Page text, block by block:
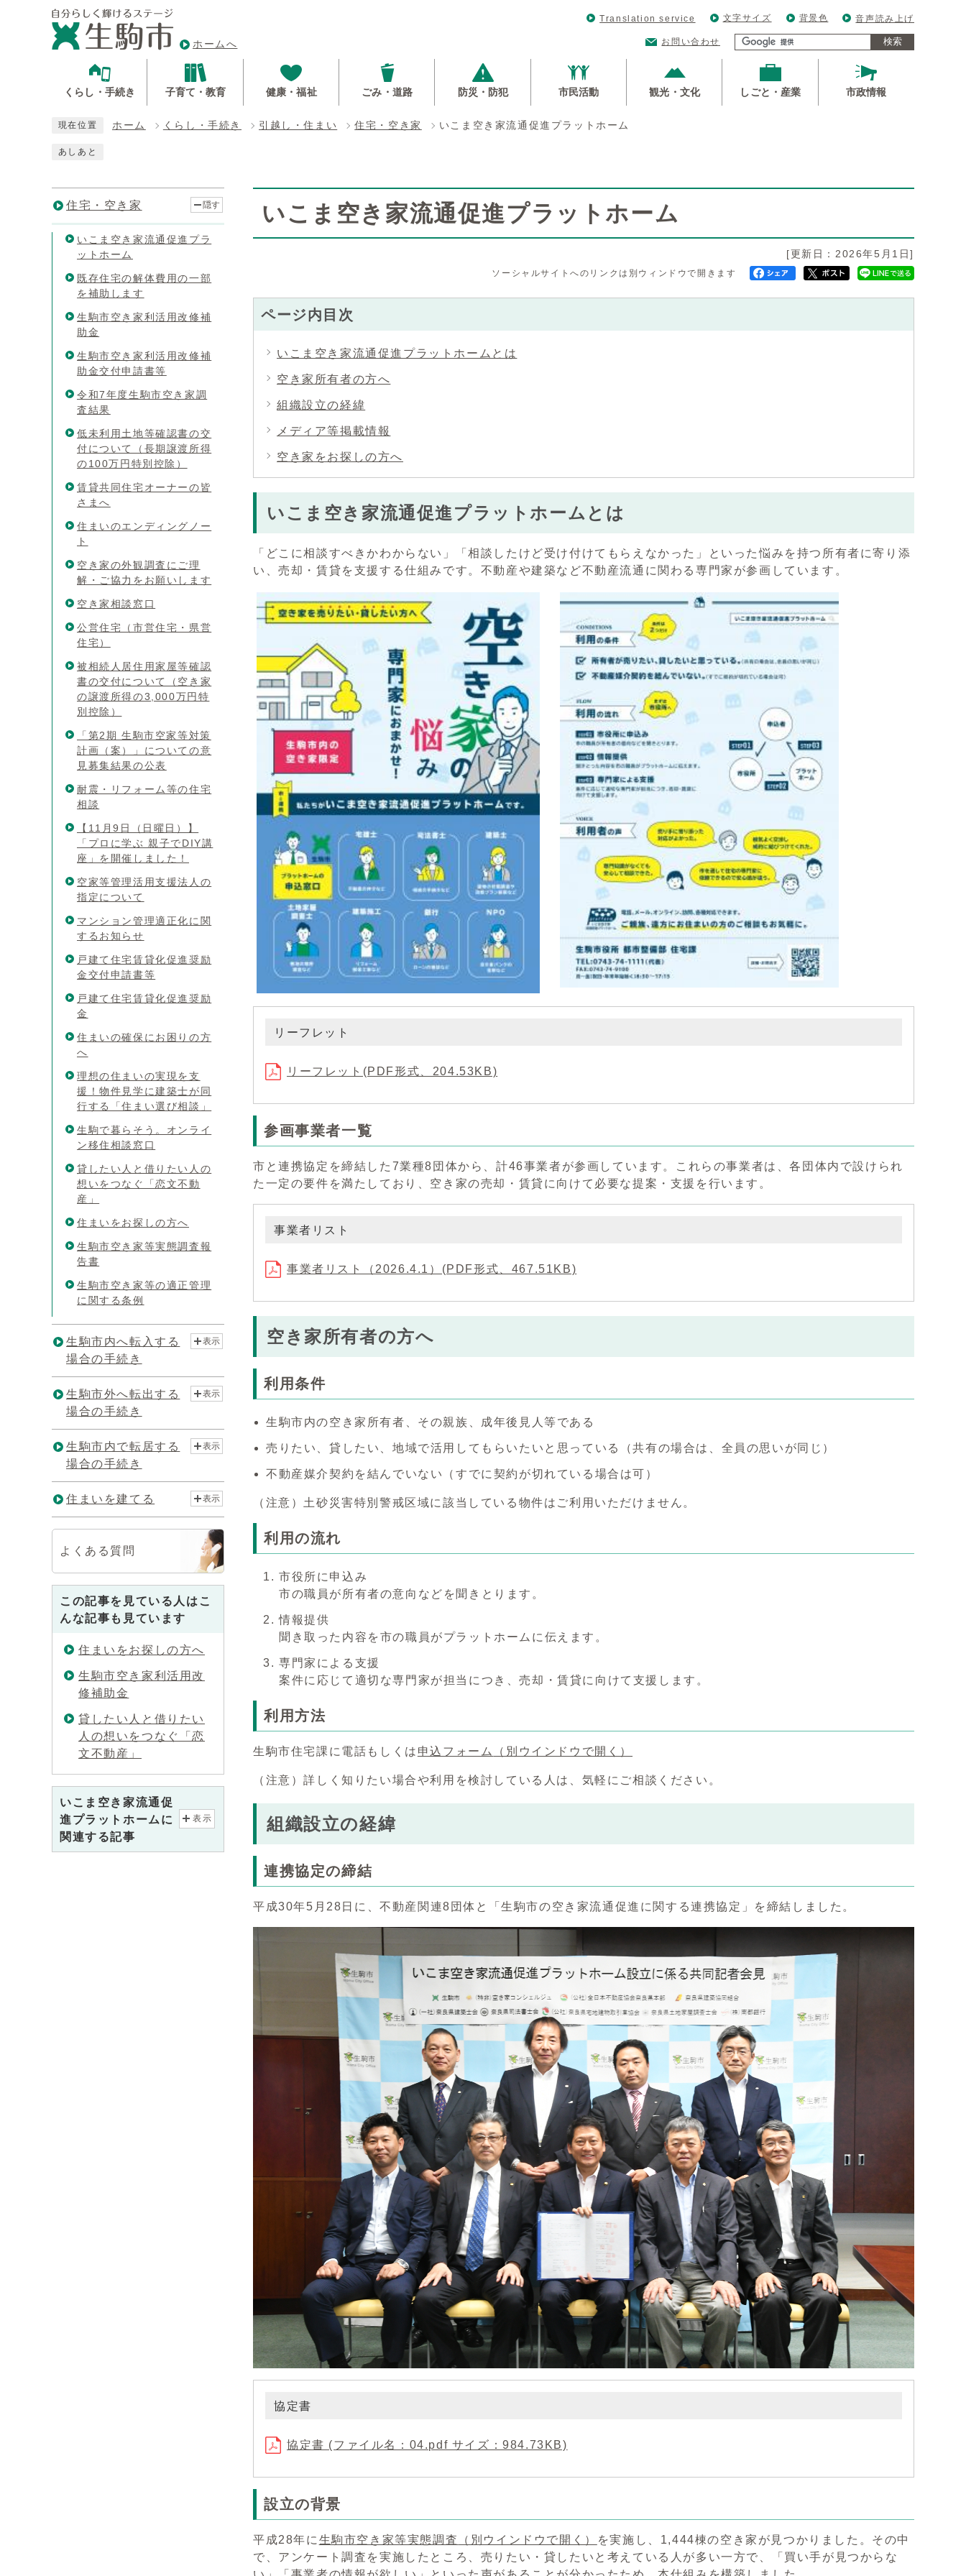
ホームへ
Translation service 文字サイズ 背景色 音声読み上げ
お問い合わせ 検索
くらし・手続き 子育て・教育 健康・福祉 ごみ・道路 防災・防犯 市民活動 観光・文化 しごと・産業 市政情報
現在位置 ホーム くらし・手続き 引越し・住まい 住宅・空き家 いこま空き家流通促進プラットホーム
あしあと
いこま空き家流通促進プラットホーム
[更新日：2026年5月1日]
ソーシャルサイトへのリンクは別ウィンドウで開きます
ページ内目次
いこま空き家流通促進プラットホームとは
空き家所有者の方へ
組織設立の経緯
メディア等掲載情報
空き家をお探しの方へ
いこま空き家流通促進プラットホームとは
「どこに相談すべきかわからない」「相談したけど受け付けてもらえなかった」といった悩みを持つ所有者に寄り添
い、売却・賃貸を支援する仕組みです。不動産や建築など不動産流通に関わる専門家が参画しています。
リーフレット
リーフレット(PDF形式、204.53KB)
参画事業者一覧
市と連携協定を締結した7業種8団体から、計46事業者が参画しています。これらの事業者は、各団体内で設けられ
た一定の要件を満たしており、空き家の売却・賃貸に向けて必要な提案・支援を行います。
事業者リスト
事業者リスト（2026.4.1）(PDF形式、467.51KB)
空き家所有者の方へ
利用条件
生駒市内の空き家所有者、その親族、成年後見人等である
売りたい、貸したい、地域で活用してもらいたいと思っている（共有の場合は、全員の思いが同じ）
不動産媒介契約を結んでいない（すでに契約が切れている場合は可）
（注意）土砂災害特別警戒区域に該当している物件はご利用いただけません。
利用の流れ
市役所に申込み
市の職員が所有者の意向などを聞きとります。
情報提供
聞き取った内容を市の職員がプラットホームに伝えます。
専門家による支援
案件に応じて適切な専門家が担当につき、売却・賃貸に向けて支援します。
利用方法
生駒市住宅課に電話もしくは 申込フォーム （別ウインドウで開く）
（注意）詳しく知りたい場合や利用を検討している人は、気軽にご相談ください。
組織設立の経緯
連携協定の締結
平成30年5月28日に、不動産関連8団体と「生駒市の空き家流通促進に関する連携協定」を締結しました。
協定書
協定書 (ファイル名：04.pdf サイズ：984.73KB)
設立の背景
平成28年に 生駒市空き家等実態調査 （別ウインドウで開く）
を実施し、1,444棟の空き家が見つかりました。その中
で、アンケート調査を実施したところ、売りたい・貸したいと考えている人が多い一方で、「買い手が見つからな
住宅・空き家 隠す
いこま空き家流通促進プラ
ットホーム
既存住宅の解体費用の一部
を補助します
生駒市空き家利活用改修補
助金
生駒市空き家利活用改修補
助金交付申請書等
令和7年度生駒市空き家調
査結果
低未利用土地等確認書の交
付について（長期譲渡所得
の100万円特別控除）
賃貸共同住宅オーナーの皆
さまへ
住まいのエンディングノー
ト
空き家の外観調査にご理
解・ご協力をお願いします
空き家相談窓口
公営住宅（市営住宅・県営
住宅）
被相続人居住用家屋等確認
書の交付について（空き家
の譲渡所得の3,000万円特
別控除）
「第2期 生駒市空家等対策
計画（案）」についての意
見募集結果の公表
耐震・リフォーム等の住宅
相談
【11月9日（日曜日）】
「プロに学ぶ 親子でDIY講
座」を開催しました！
空家等管理活用支援法人の
指定について
マンション管理適正化に関
するお知らせ
戸建て住宅賃貸化促進奨励
金交付申請書等
戸建て住宅賃貸化促進奨励
金
住まいの確保にお困りの方
へ
理想の住まいの実現を支
援！物件見学に建築士が同
行する「住まい選び相談」
生駒で暮らそう。オンライ
ン移住相談窓口
貸したい人と借りたい人の
想いをつなぐ「恋文不動
産」
住まいをお探しの方へ
生駒市空き家等実態調査報
告書
生駒市空き家等の適正管理
に関する条例
生駒市内へ転入する
場合の手続き
表示
生駒市外へ転出する
場合の手続き
表示
生駒市内で転居する
場合の手続き
表示
住まいを建てる 表示
よくある質問
この記事を見ている人はこ
んな記事も見ています
住まいをお探しの方へ
生駒市空き家利活用改
修補助金
貸したい人と借りたい
人の想いをつなぐ「恋
文不動産」
いこま空き家流通促
進プラットホームに
関連する記事
表示